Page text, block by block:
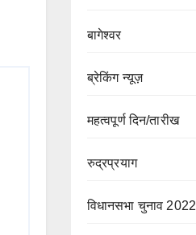
बागेश्वर
ब्रेकिंग न्यूज़
महत्वपूर्ण दिन/तारीख
रुद्रप्रयाग
विधानसभा चुनाव 2022